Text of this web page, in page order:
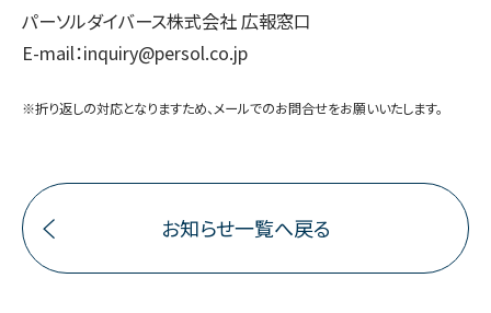
パーソルダイバース株式会社 広報窓口
E-mail：inquiry@persol.co.jp
※折り返しの対応となりますため、メールでのお問合せをお願いいたします。
お知らせ一覧へ戻る